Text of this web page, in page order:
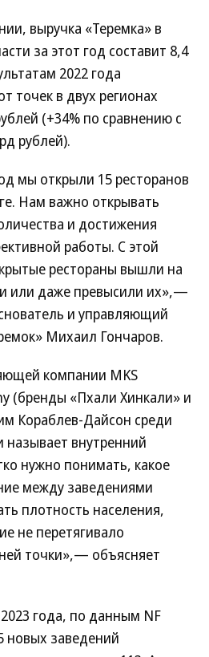
выручка «Теремка» в
за этот год составит 8,4
2022 года
точек в двух регионах
(+34% по сравнению с
рублей).
мы открыли 15 ресторанов
Нам важно открывать
и достижения
работы. С этой
рестораны вышли на
или даже превысили их»,—
и управляющий
Михаил Гончаров.
компании MKS
(бренды «Пхали Хинкали» и
Кораблев-Дайсон среди
называет внутренний
нужно понимать, какое
между заведениями
плотность населения,
не перетягивало
точки»,— объясняет
года, по данным NF
новых заведений